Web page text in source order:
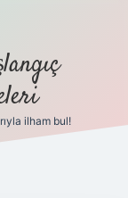
ilham bul!